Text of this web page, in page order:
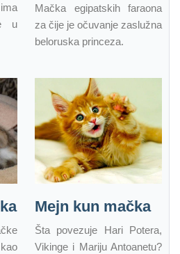
u
Mačka egipatskih faraona
za čije je očuvanje zaslužna
beloruska princeza.
Mejn kun mačka
Šta povezuje Hari Potera,
Vikinge i Mariju Antoanetu?